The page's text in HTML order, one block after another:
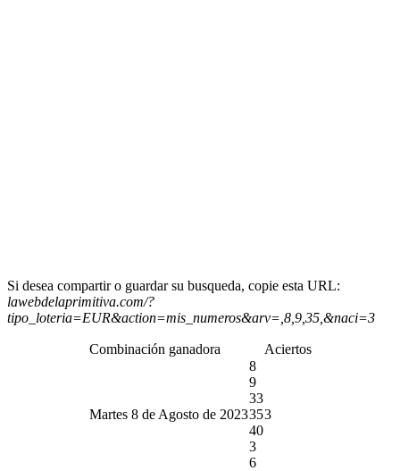
Si desea compartir o guardar su busqueda, copie esta URL:
lawebdelaprimitiva.com/?
tipo_loteria=EUR&action=mis_numeros&arv=,8,9,35,&naci=3
Combinación ganadora Aciertos
Martes 8 de Agosto de 2023
8
9
33
35
40
3
6
3